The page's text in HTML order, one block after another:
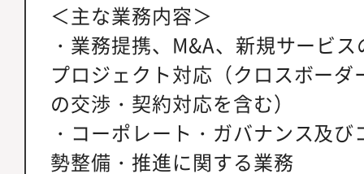
＜主な業務内容＞
・業務提携、M&A、新規サービ
プロジェクト対応（クロスボー
の交渉・契約対応を含む）
・コーポレート・ガバナンス及
勢整備・推進に関する業務